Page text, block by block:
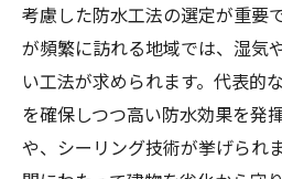
考慮した防水工法の選定が重要
が頻繁に訪れる地域では、湿気
い工法が求められます。代表的
を確保しつつ高い防水効果を発
や、シーリング技術が挙げられ